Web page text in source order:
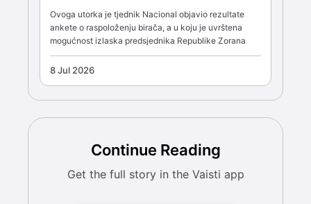
Ovoga utorka je tjednik Nacional objavio rezultate
ankete o raspoloženju birača, a u koju je uvrštena
mogućnost izlaska predsjednika Republike Zorana
8 Jul 2026
Continue Reading
Get the full story in the Vaisti app